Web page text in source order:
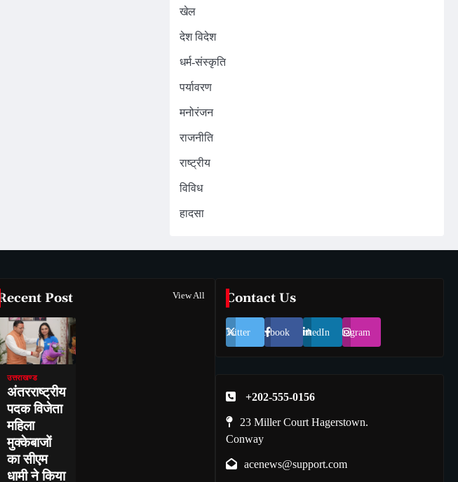
खेल
देश विदेश
धर्म-संस्कृति
पर्यावरण
मनोरंजन
राजनीति
राष्ट्रीय
विविध
हादसा
Recent Post View All
उत्तराखण्ड
अंतरराष्ट्रीय
पदक विजेता
महिला
मुक्केबाजों
का सीएम
धामी ने किया
Contact Us
Twitter Facebook LinkedIn Instagram
+202-555-0156
23 Miller Court Hagerstown.
Conway
acenews@support.com